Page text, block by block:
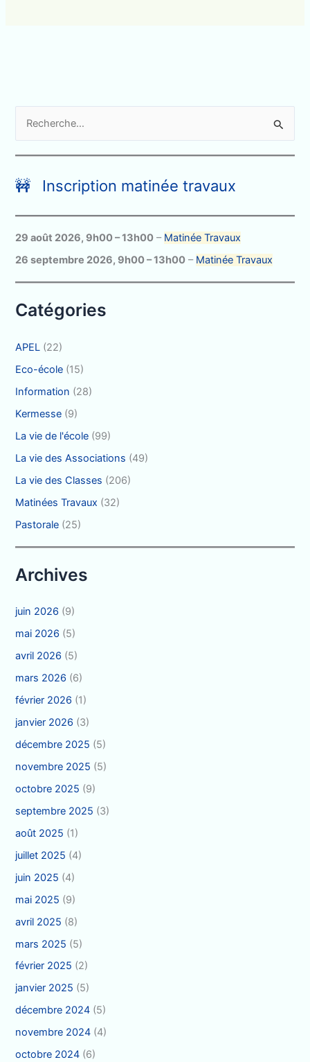
c
h
e
r
c
h
🚧 Inscription matinée travaux
29 août 2026, 9h00–13h00 – Matinée Travaux
26 septembre 2026, 9h00–13h00 – Matinée Travaux
Catégories
APEL (22)
Eco-école (15)
Information (28)
Kermesse (9)
La vie de l'école (99)
La vie des Associations (49)
La vie des Classes (206)
Matinées Travaux (32)
Pastorale (25)
Archives
juin 2026 (9)
mai 2026 (5)
avril 2026 (5)
mars 2026 (6)
février 2026 (1)
janvier 2026 (3)
décembre 2025 (5)
novembre 2025 (5)
octobre 2025 (9)
septembre 2025 (3)
août 2025 (1)
juillet 2025 (4)
juin 2025 (4)
mai 2025 (9)
avril 2025 (8)
mars 2025 (5)
février 2025 (2)
janvier 2025 (5)
décembre 2024 (5)
novembre 2024 (4)
octobre 2024 (6)